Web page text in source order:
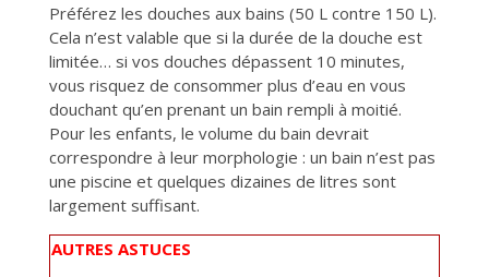
Préférez les douches aux bains (50 L contre 150 L).
Cela n’est valable que si la durée de la douche est
limitée… si vos douches dépassent 10 minutes,
vous risquez de consommer plus d’eau en vous
douchant qu’en prenant un bain rempli à moitié.
Pour les enfants, le volume du bain devrait
correspondre à leur morphologie : un bain n’est pas
une piscine et quelques dizaines de litres sont
largement suffisant.
AUTRES ASTUCES